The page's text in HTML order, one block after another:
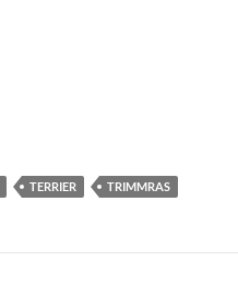
TERRIER TRIMMRAS